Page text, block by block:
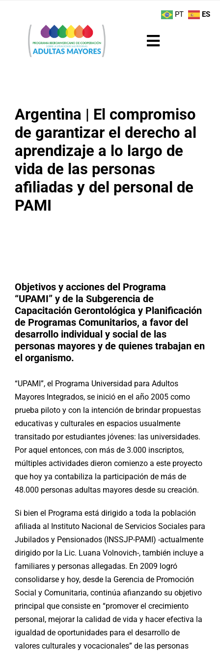
contenido
Toggle
Noticias
Actividades
Buenas Prácticas
Argentina | El compromiso
de garantizar el derecho al
aprendizaje a lo largo de
vida de las personas
afiliadas y del personal de
PAMI
Objetivos y acciones del Programa
“UPAMI” y de la Subgerencia de
Capacitación Gerontológica y Planificación
de Programas Comunitarios, a favor del
desarrollo individual y social de las
personas mayores y de quienes trabajan en
el organismo.
“UPAMI”, el Programa Universidad para Adultos
Mayores Integrados, se inició en el año 2005 como
prueba piloto y con la intención de brindar propuestas
educativas y culturales en espacios usualmente
transitado por estudiantes jóvenes: las universidades.
Por aquel entonces, con más de 3.000 inscriptos,
múltiples actividades dieron comienzo a este proyecto
que hoy ya contabiliza la participación de más de
48.000 personas adultas mayores desde su creación.
Si bien el Programa está dirigido a toda la población
afiliada al Instituto Nacional de Servicios Sociales para
Jubilados y Pensionados (INSSJP-PAMI) -actualmente
dirigido por la Lic. Luana Volnovich-, también incluye a
familiares y personas allegadas. En 2009 logró
consolidarse y hoy, desde la Gerencia de Promoción
Social y Comunitaria, continúa afianzando su objetivo
principal que consiste en “promover el crecimiento
personal, mejorar la calidad de vida y hacer efectiva la
igualdad de oportunidades para el desarrollo de
valores culturales y vocacionales” de las personas
PT ES